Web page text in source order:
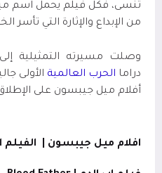
تُنسى، فكل فيلم يحمل اسم
من الإبداع والإثارة التي تأسر
وصلت مسيرته التمثيلية
دراما الحرب العالمية الأولى
أفلام ميل جيبسون على
افلام ميل جيبسون | الفيلم